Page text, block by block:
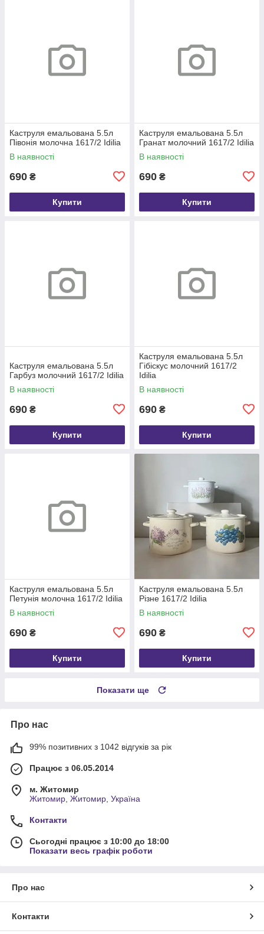
Каструля емальована 5.5л
Півонія молочна 1617/2 Idilia
В наявності
690 ₴
Купити
Каструля емальована 5.5л
Гранат молочний 1617/2 Idilia
В наявності
690 ₴
Купити
Каструля емальована 5.5л
Гарбуз молочний 1617/2 Idilia
В наявності
690 ₴
Купити
Каструля емальована 5.5л
Гібіскус молочний 1617/2
Idilia
В наявності
690 ₴
Купити
Каструля емальована 5.5л
Петунія молочна 1617/2 Idilia
В наявності
690 ₴
Купити
Каструля емальована 5.5л
Різне 1617/2 Idilia
В наявності
690 ₴
Купити
Показати ще
Про нас
99% позитивних з 1042 відгуків за рік
Працює з 06.05.2014
м. Житомир
Житомир, Житомир, Україна
Контакти
Сьогодні працює з 10:00 до 18:00
Показати весь графік роботи
Про нас
Контакти